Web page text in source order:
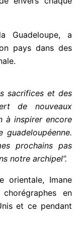
envers chaque
a
pays dans des
sacrifices et des
de nouveaux
à inspirer
artistique
pour suivre
et d’audace
Imane
en
et ce pendant